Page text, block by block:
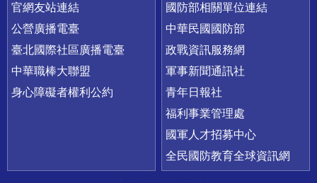
官網友站連結
公營廣播電臺
臺北國際社區廣播電臺
中華職棒大聯盟
身心障礙者權利公約
國防部相關單位連結
中華民國國防部
政戰資訊服務網
軍事新聞通訊社
青年日報社
福利事業管理處
國軍人才招募中心
全民國防教育全球資訊網